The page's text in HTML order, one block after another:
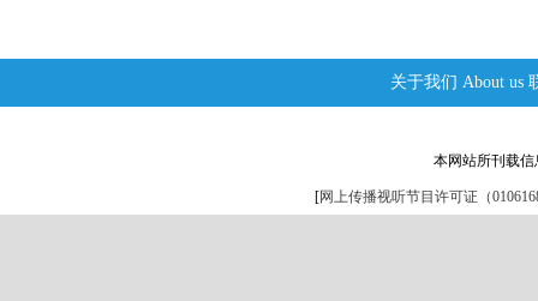
关于我们 About us
本网站所刊载
[网上传播视听节目许可证（